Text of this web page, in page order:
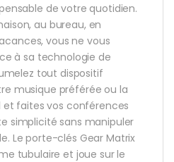
de votre quotidien.
au bureau, en
vous ne vous
à sa technologie de
tout dispositif
musique préférée ou la
et faites vos conférences
simplicité sans manipuler
Le porte-clés Gear Matrix
tubulaire et joue sur le